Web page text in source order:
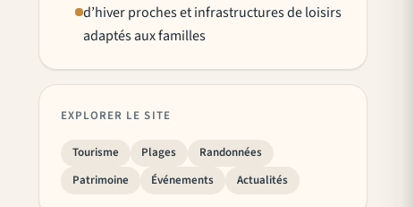
d’hiver proches et infrastructures de loisirs
adaptés aux familles
EXPLORER LE SITE
Tourisme Plages
Randonnées
Patrimoine
Événements Actualités